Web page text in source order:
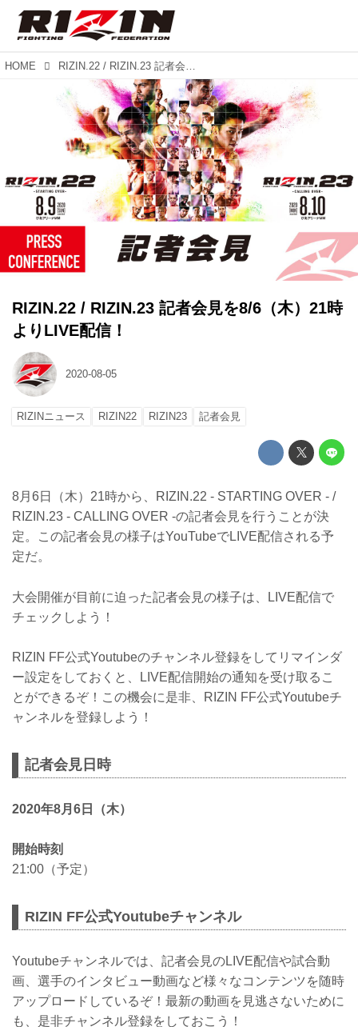
HOME RIZIN.22 / RIZIN.23 記者会見を8/6（木）21時よりLIVE配信！
RIZIN.22 / RIZIN.23 記者会見を8/6（木）21時
よりLIVE配信！
2020-08-05
RIZINニュース RIZIN22 RIZIN23 記者会見
8月6日（木）21時から、RIZIN.22 - STARTING OVER - /
RIZIN.23 - CALLING OVER -の記者会見を行うことが決
定。この記者会見の様子はYouTubeでLIVE配信される予
定だ。
大会開催が目前に迫った記者会見の様子は、LIVE配信で
チェックしよう！
RIZIN FF公式Youtubeのチャンネル登録をしてリマインダ
ー設定をしておくと、LIVE配信開始の通知を受け取るこ
とができるぞ！この機会に是非、RIZIN FF公式Youtubeチ
ャンネルを登録しよう！
記者会見日時
2020年8月6日（木）
開始時刻
21:00（予定）
RIZIN FF公式Youtubeチャンネル
Youtubeチャンネルでは、記者会見のLIVE配信や試合動
画、選手のインタビュー動画など様々なコンテンツを随時
アップロードしているぞ！最新の動画を見逃さないために
も、是非チャンネル登録をしておこう！